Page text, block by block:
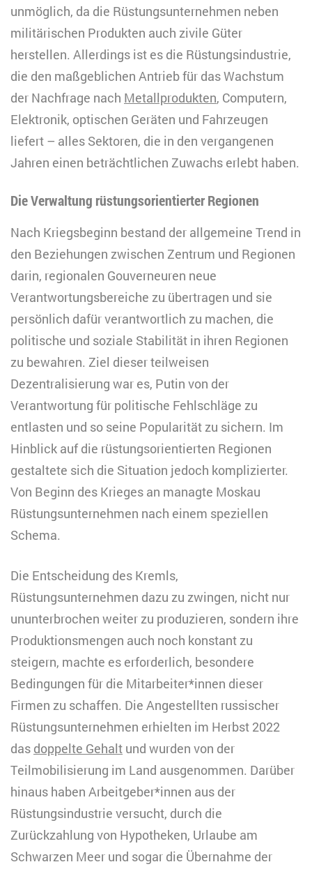
unmöglich, da die Rüstungsunternehmen neben
militärischen Produkten auch zivile Güter
herstellen. Allerdings ist es die Rüstungsindustrie,
die den maßgeblichen Antrieb für das Wachstum
der Nachfrage nach Metallprodukten, Computern,
Elektronik, optischen Geräten und Fahrzeugen
liefert – alles Sektoren, die in den vergangenen
Jahren einen beträchtlichen Zuwachs erlebt haben.
Die Verwaltung rüstungsorientierter Regionen
Nach Kriegsbeginn bestand der allgemeine Trend in
den Beziehungen zwischen Zentrum und Regionen
darin, regionalen Gouverneuren neue
Verantwortungsbereiche zu übertragen und sie
persönlich dafür verantwortlich zu machen, die
politische und soziale Stabilität in ihren Regionen
zu bewahren. Ziel dieser teilweisen
Dezentralisierung war es, Putin von der
Verantwortung für politische Fehlschläge zu
entlasten und so seine Popularität zu sichern. Im
Hinblick auf die rüstungsorientierten Regionen
gestaltete sich die Situation jedoch komplizierter.
Von Beginn des Krieges an managte Moskau
Rüstungsunternehmen nach einem speziellen
Schema.
Die Entscheidung des Kremls,
Rüstungsunternehmen dazu zu zwingen, nicht nur
ununterbrochen weiter zu produzieren, sondern ihre
Produktionsmengen auch noch konstant zu
steigern, machte es erforderlich, besondere
Bedingungen für die Mitarbeiter*innen dieser
Firmen zu schaffen. Die Angestellten russischer
Rüstungsunternehmen erhielten im Herbst 2022
das doppelte Gehalt und wurden von der
Teilmobilisierung im Land ausgenommen. Darüber
hinaus haben Arbeitgeber*innen aus der
Rüstungsindustrie versucht, durch die
Zurückzahlung von Hypotheken, Urlaube am
Schwarzen Meer und sogar die Übernahme der